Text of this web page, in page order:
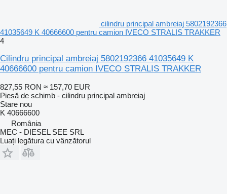
cilindru principal ambreiaj 5802192366
41035649 K 40666600 pentru camion IVECO STRALIS TRAKKER
4
Cilindru principal ambreiaj 5802192366 41035649 K
40666600 pentru camion IVECO STRALIS TRAKKER
827,55 RON ≈ 157,70 EUR
Piesă de schimb - cilindru principal ambreiaj
Stare nou
K 40666600
România
MEC - DIESEL SEE SRL
Luați legătura cu vânzătorul